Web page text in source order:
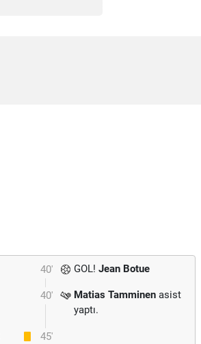
40' GOL! Jean Botue
40' Matias Tamminen asist
yaptı.
45'